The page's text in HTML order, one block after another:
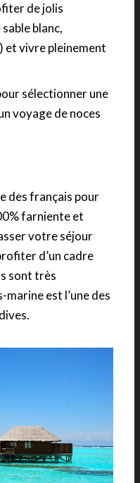
de jolis
blanc,
et vivre pleinement
sélectionner une
voyage de noces
des français pour
farniente et
votre séjour
d’un cadre
sont très
est l’une des